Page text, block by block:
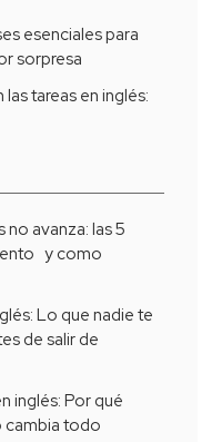
sorpresa
y como
de salir de
cambia todo